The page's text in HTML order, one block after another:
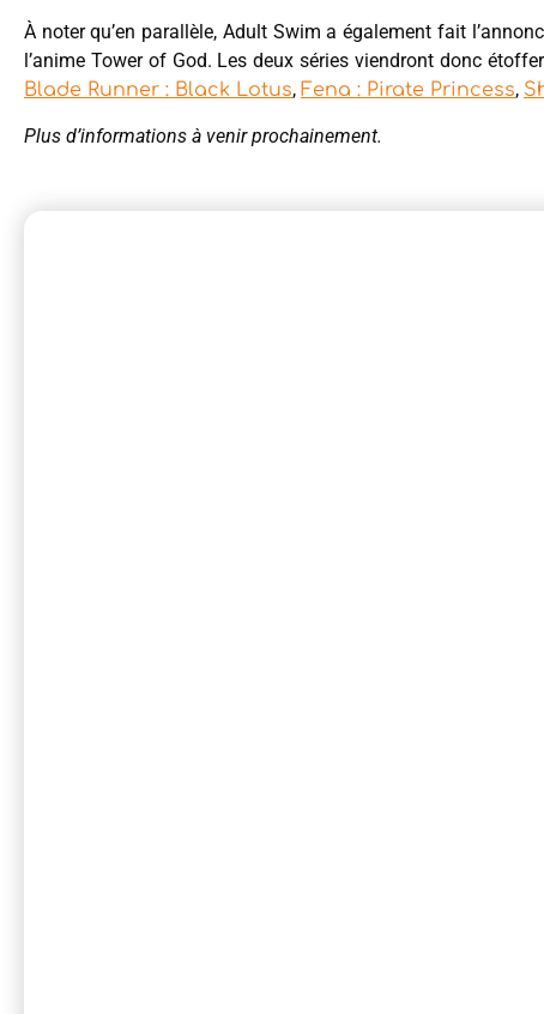
À noter qu’en parallèle, Adult Swim a également fait
l’anime Tower of God. Les deux séries viendront donc
Blade Runner : Black Lotus, Fena : Pirate Princess,
Plus d’informations à venir prochainement.